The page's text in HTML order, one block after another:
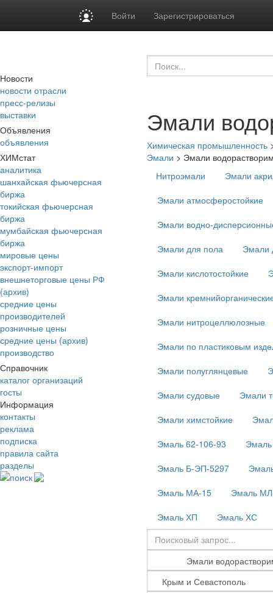
Войти Зарегистрироваться
Новости
новости отрасли
пресс-релизы
выставки
Объявления
объявления
ХИМстат
аналитика
шанхайская фьючерсная
биржа
токийская фьючерсная
биржа
мумбайская фьючерсная
биржа
мировые цены
экспорт-импорт
внешнеторговые цены РФ
(архив)
средние цены
производителей
розничные цены
средние цены (архив)
производство
Справочник
каталог организаций
госты
Информация
контакты
реклама
подписка
правила сайта
разделы
поиск
Эмали
Химическая промышленность
Эмали > Эмали
Нитроэмали
Эмали
Эмали атмосферостойкие
Эмали водно-
Эмали для пола
Эмали
Эмали кислотостойкие
Эмали
Эмали нитроцеллюлозные
Эмали по пластиковым
Эмали полуглянцевые
Эмали судовые
Эмали
Эмали химстойкие
Эмаль 62-106-93
Эмаль Б-ЭП-5297
Эмаль МА-15
Эмаль
Эмаль ХП
Эмаль ХС